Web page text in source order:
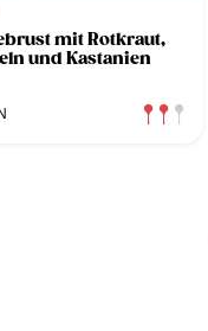
mit Rotkraut,
und Kastanien